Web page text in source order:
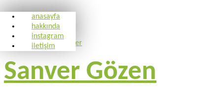
anasayfa
hakkında
instagram
iletişim
Sanver Gözen